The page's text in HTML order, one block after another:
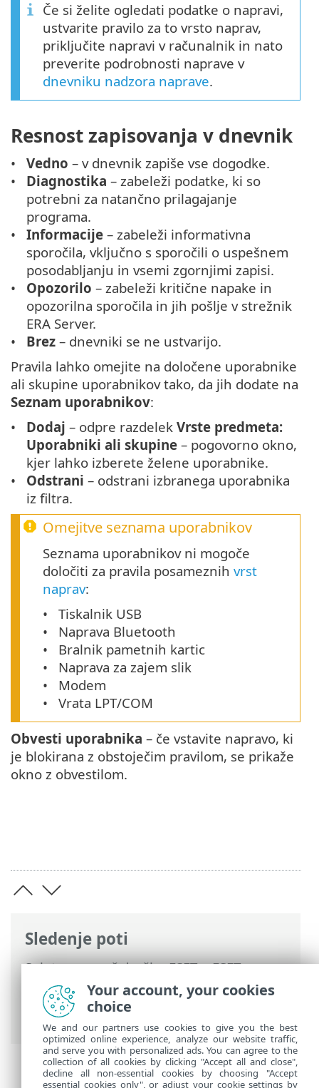
Sledenje poti
Spletna pomoč družbe ESET>ESET
Endpoint Antivirus>Napredne nastavitve
Zaščite >Nadzor naprave
pravil za nadzor naprav
Če si želite ogledati podatke o napravi,
ustvarite pravilo za to vrsto naprav,
priključite napravi v računalnik in nato
preverite podrobnosti naprave v
dnevniku nadzora naprave.
Resnost zapisovanja v dnevnik
Vedno – v dnevnik zapiše vse dogodke.
Diagnostika – zabeleži podatke, ki so
potrebni za natančno prilagajanje
programa.
Informacije – zabeleži informativna
sporočila, vključno s sporočili o uspešnem
posodabljanju in vsemi zgornjimi zapisi.
Opozorilo – zabeleži kritične napake in
opozorilna sporočila in jih pošlje v strežnik
ERA Server.
Brez– dnevniki se ne ustvarijo.
Pravila lahko omejite na določene uporabnike
ali skupine uporabnikov tako, da jih dodate na
Seznam uporabnikov:
Dodaj – odpre razdelekVrste predmeta:
Uporabniki ali skupine – pogovorno okno,
kjer lahko izberete želene uporabnike.
Odstrani – odstrani izbranega uporabnika
iz filtra.
Omejitve seznama uporabnikov
Seznama uporabnikov ni mogoče
določiti za pravila posameznih vrst
naprav:
Tiskalnik USB
Naprava Bluetooth
Bralnik pametnih kartic
Naprava za zajem slik
Modem
Vrata LPT/COM
Obvesti uporabnika – če vstavite napravo, ki
je blokirana z obstoječim pravilom, se prikaže
okno z obvestilom.
Your account, your cookies
choice
We and our partners use cookies to give you the best
optimized online experience, analyze our website traffic,
and serve you with personalized ads. You can agree to the
collection of all cookies by clicking "Accept all and close",
decline all non-essential cookies by choosing "Accept
essential cookies only", or adjust your cookie settings by